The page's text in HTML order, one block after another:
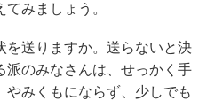
みましょう。
送りますか。送らないと決
派のみなさんは、せっかく手
やみくもにならず、少しでも